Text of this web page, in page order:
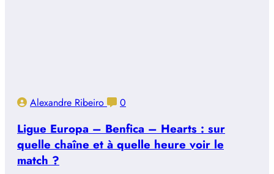
Alexandre Ribeiro 0
Ligue Europa – Benfica – Hearts : sur
quelle chaîne et à quelle heure voir le
match ?